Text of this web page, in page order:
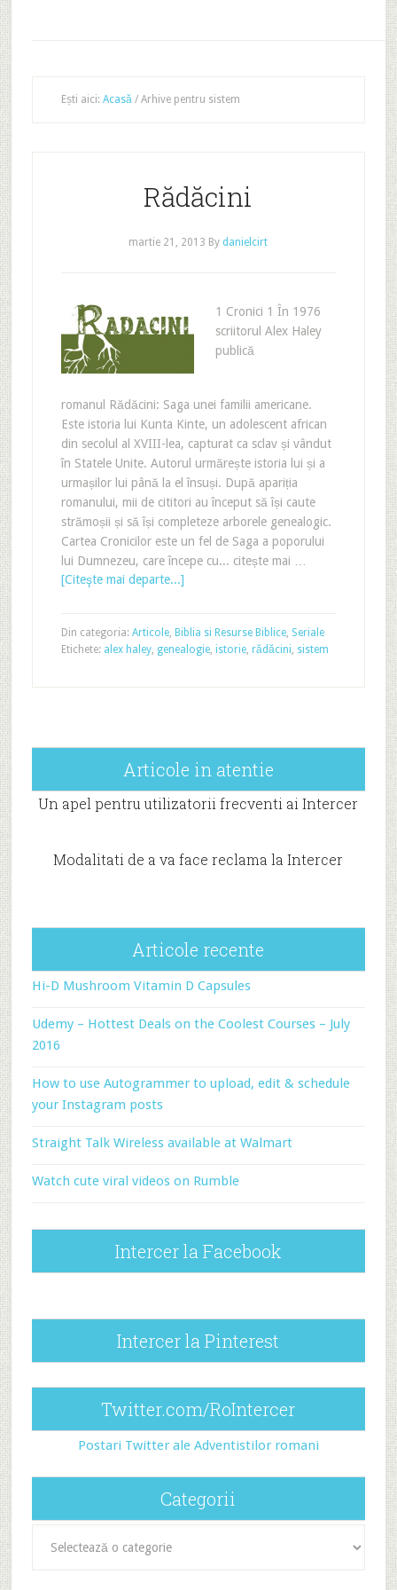
Ești aici: Acasă /Arhive pentru sistem
Rădăcini
martie 21, 2013 By danielcirt
1 Cronici 1 În 1976
scriitorul Alex Haley
publică
romanul Rădăcini: Saga unei familii americane.
Este istoria lui Kunta Kinte, un adolescent african
din secolul al XVIII-lea, capturat ca sclav și vândut
în Statele Unite. Autorul urmărește istoria lui și a
urmașilor lui până la el însuși. După apariția
romanului, mii de cititori au început să își caute
strămoșii și să își completeze arborele genealogic.
Cartea Cronicilor este un fel de Saga a poporului
lui Dumnezeu, care începe cu... citește mai …
[Citeşte mai departe...]
Din categoria: Articole, Biblia si Resurse Biblice, Seriale
Etichete: alex haley, genealogie, istorie, rădăcini sistem
Articole in atentie
Un apel pentru utilizatorii frecventi ai Intercer
Modalitati de a va face reclama la Intercer
Articole recente
Hi-D Mushroom Vitamin D Capsules
Udemy – Hottest Deals on the Coolest Courses – July
2016
How to use Autogrammer to upload, edit & schedule
your Instagram posts
Straight Talk Wireless available at Walmart
Watch cute viral videos on Rumble
Intercer la Facebook
Intercer la Pinterest
Twitter.com/RoIntercer
Postari Twitter ale Adventistilor romani
Categorii